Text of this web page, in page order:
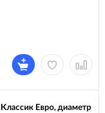
Классик Евро, диаметр